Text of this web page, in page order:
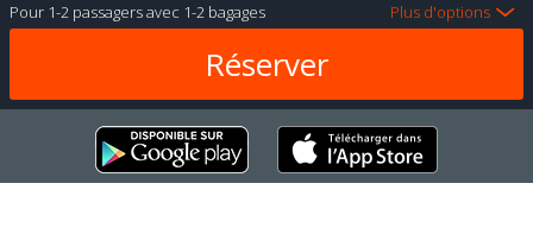
Pour 1-2 passagersavec 1-2 bagages Plus d'options